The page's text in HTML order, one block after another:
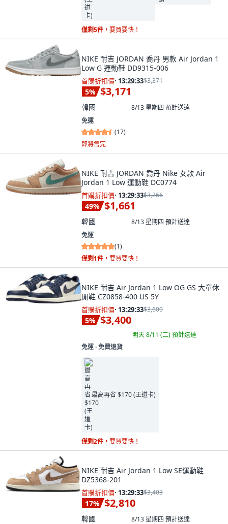
僅剩5件， 要買要快！
NIKE 耐吉 JORDAN 喬丹 男款 Air Jordan 1
Low G 運動鞋 DD9315-006
首購折扣價· 13:29:32$3,371
5% $3,171
韓國 8/13 星期四 預計送達
免運
(17)
即將售完
NIKE 耐吉 JORDAN 喬丹 Nike 女款 Air
Jordan 1 Low 運動鞋 DC0774
首購折扣價· 13:29:32$3,266
49% $1,661
韓國 8/13 星期四 預計送達
免運
(1)
僅剩1件， 要買要快！
NIKE 耐吉 Air Jordan 1 Low OG GS 大童休
閒鞋 CZ0858-400 US 5Y
首購折扣價· 13:29:32$3,600
5% $3,400
明天 8/11 (二)預計送達
免運 ∙ 免費退貨
最高再省 $170 (王道卡)
僅剩2件， 要買要快！
NIKE 耐吉 Air Jordan 1 Low SE運動鞋
DZ5368-201
首購折扣價· 13:29:32$3,403
17% $2,810
韓國 8/13 星期四 預計送達